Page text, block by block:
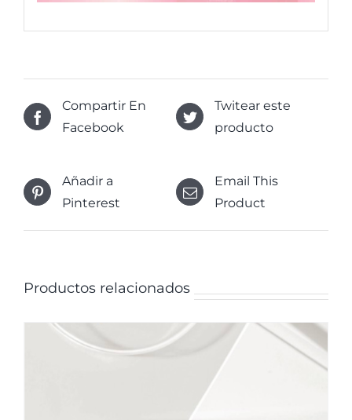
Compartir En
Facebook
Twitear este
producto
Añadir a
Pinterest
Email This
Product
Productos relacionados